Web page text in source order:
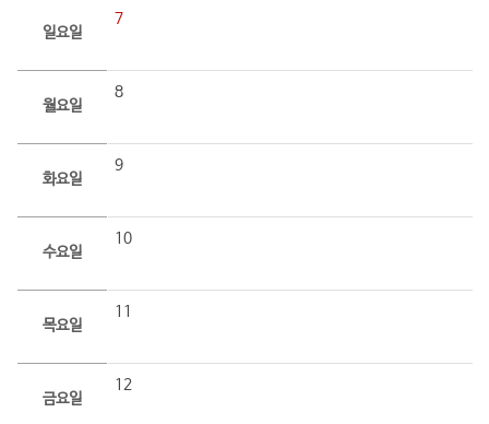
일요일
7
월요일
8
화요일
9
수요일
10
목요일
11
금요일
12